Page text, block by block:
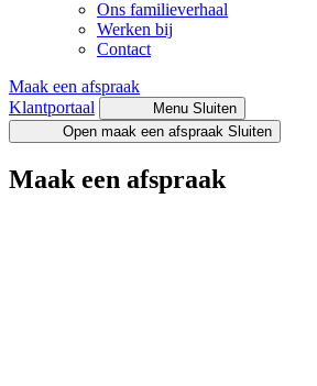
Ons familieverhaal
Werken bij
Contact
Maak een afspraak
Klantportaal
Menu Sluiten
Open maak een afspraak Sluiten
Maak een afspraak